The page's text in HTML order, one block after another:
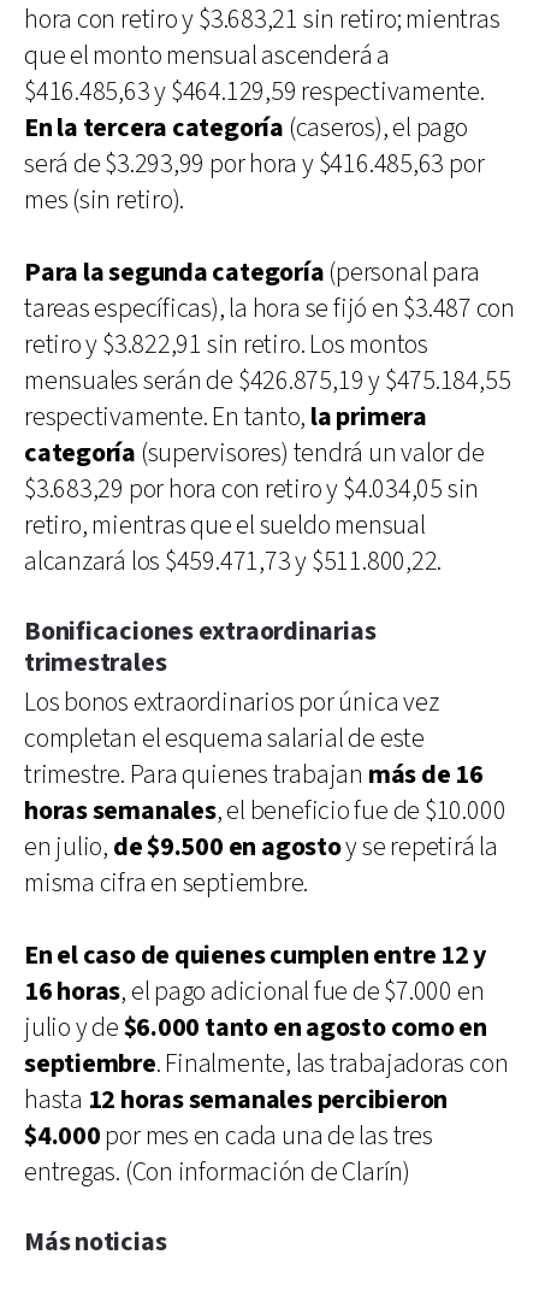
hora con retiro y $3.683,21 sin retiro; mientras
que el monto mensual ascenderá a
$416.485,63 y $464.129,59 respectivamente.
En la tercera categoría (caseros), el pago
será de $3.293,99 por hora y $416.485,63 por
mes (sin retiro).
Para la segunda categoría (personal para
tareas específicas), la hora se fijó en $3.487 con
retiro y $3.822,91 sin retiro. Los montos
mensuales serán de $426.875,19 y $475.184,55
respectivamente. En tanto, la primera
categoría (supervisores) tendrá un valor de
$3.683,29 por hora con retiro y $4.034,05 sin
retiro, mientras que el sueldo mensual
alcanzará los $459.471,73 y $511.800,22.
Bonificaciones extraordinarias
trimestrales
Los bonos extraordinarios por única vez
completan el esquema salarial de este
trimestre. Para quienes trabajan más de 16
horas semanales, el beneficio fue de $10.000
en julio, de $9.500 en agostoy se repetirá la
misma cifra en septiembre.
En el caso de quienes cumplen entre 12 y
16 horas, el pago adicional fue de $7.000 en
julio y de$6.000 tanto en agosto como en
septiembre. Finalmente, las trabajadoras con
hasta 12 horas semanales percibieron
$4.000por mes en cada una de las tres
entregas. (Con información de Clarín)
Más noticias